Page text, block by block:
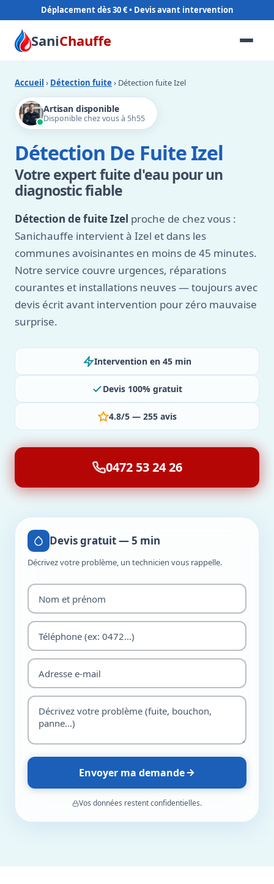
Déplacement dès 30 €
SaniChauffe
Accueil › Détection fuite › Détection fuite Izel
Artisan disponible
Disponible chez vous à 5h55
Détection De Fuite Izel
Votre expert fuite d'eau pour un
diagnostic fiable
Détection de fuite Izel proche de chez vous :
Sanichauffe intervient à Izel et dans les
communes avoisinantes en moins de 45 minutes.
Notre service couvre urgences, réparations
courantes et installations neuves — toujours avec
devis écrit avant intervention pour zéro mauvaise
surprise.
Intervention en 45 min
Devis 100% gratuit
4.8/5 — 255 avis
0472 53 24 26
Devis gratuit — 5 min
Décrivez votre problème, un technicien vous rappelle.
Envoyer ma demande
Vos données restent confidentielles.